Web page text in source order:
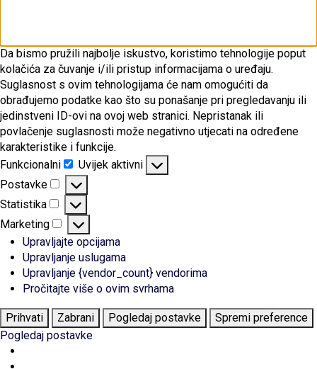
Da bismo pružili najbolje iskustvo, koristimo tehnologije poput
kolačića za čuvanje i/ili pristup informacijama o uređaju.
Suglasnost s ovim tehnologijama će nam omogućiti da
obrađujemo podatke kao što su ponašanje pri pregledavanju ili
jedinstveni ID-ovi na ovoj web stranici. Nepristanak ili
povlačenje suglasnosti može negativno utjecati na određene
karakteristike i funkcije.
Funkcionalni
Funkcionalni
Uvijek aktivni
Postavke
Postavke
Statistika
Statistika
Marketing
Marketing
Upravljajte opcijama
Upravljanje uslugama
Upravljanje {vendor_count} vendorima
Pročitajte više o ovim svrhama
Prihvati Zabrani Pogledaj postavke
Spremi preference
Pogledaj postavke